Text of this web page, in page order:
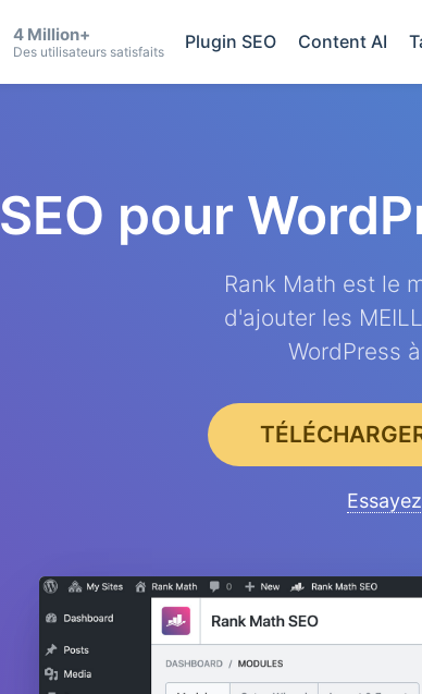
4 Million+
Des utilisateurs satisfaits Plugin SEO Content AI
SEO pour
Rank Math est le
d'ajouter les
WordPress